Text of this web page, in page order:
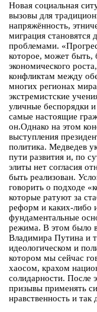
Новая социальная
вызовы для
напряжённость,
миграция становятся
проблемами.
которое, может быть,
экономического
конфликтам между
многих регионах
экстремистские
уличные беспорядки
самые настоящие
он.Однако на этом
выступления
политика. Медведев
пути развития и, по
элиты нет согласия
быть реализован.
говорить о подходе
которые ратуют за
реформ и каких-либо
фундаментальные
режима. В этом было
Владимира Путина и
идеологическом и
котором мы сейчас
хаосом, крахом
солидарности. После
призывы применять
нравственность и так